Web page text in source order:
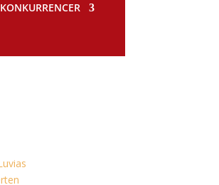
KONKURRENCER